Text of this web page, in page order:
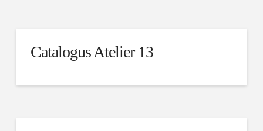
Catalogus Atelier 13